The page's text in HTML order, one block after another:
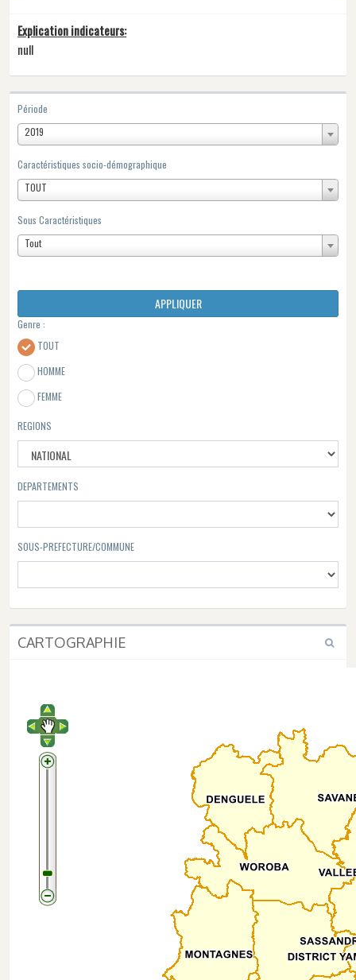
Explication indicateurs:
null
Période
2019
Caractéristiques socio-démographique
TOUT
Sous Caractéristiques
Tout
APPLIQUER
Genre :
TOUT
HOMME
FEMME
REGIONS
DEPARTEMENTS
SOUS-PREFECTURE/COMMUNE
CARTOGRAPHIE